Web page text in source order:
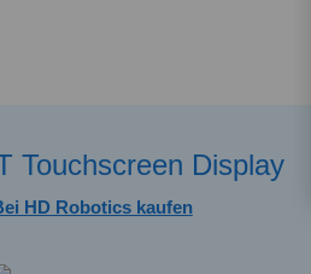
Touchscreen Display
HD Robotics kaufen